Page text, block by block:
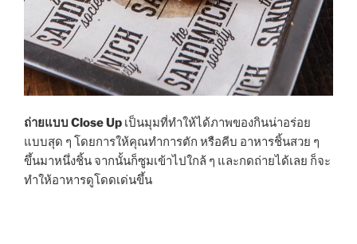
ถ่ายแบบ Close Up เป็นมุมที่ทำให้ได้ภาพของกินน่าอร่อย
แบบสุด ๆ โดยการให้คุณทำการตัก หรือคีบ อาหารชิ้นสวย ๆ
ขึ้นมาหนึ่งชิ้น จากนั้นก็ซูมเข้าไปใกล้ ๆ และกดถ่ายได้เลย ก็จะ
ทำให้อาหารดูโดดเด่นขึ้น